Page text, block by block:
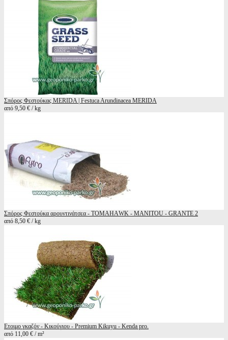
Σπόρος Φεστούκας MERIDA | Festuca Arundinacea MERIDA
από 9,50 € / kg
Σπόρος Φεστούκα αρουντινάτσεα - TOMAΗΑWK - MANITOU - GRANTE 2
από 8,50 € / kg
Ετοιμο γκαζόν - Κικούγιου - Premium Kikuyu - Kenda pro.
από 11,00 € / m²